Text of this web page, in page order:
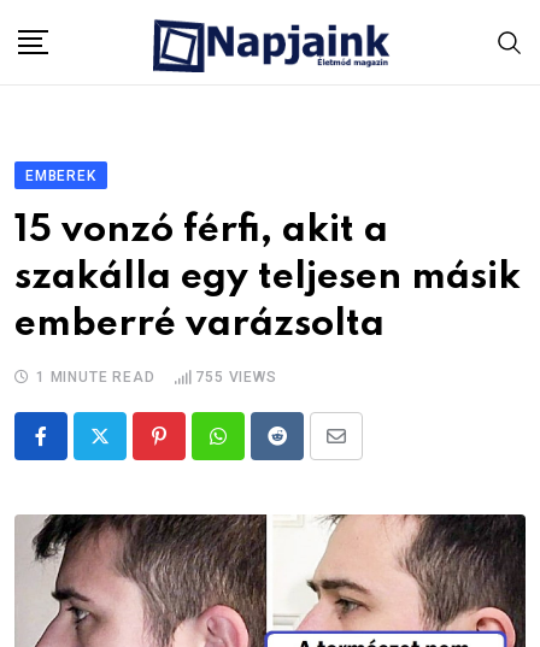
EMBEREK
15 vonzó férfi, akit a
szakálla egy teljesen másik
emberré varázsolta
1 MINUTE READ 755 VIEWS
PinterestWhatsappRedditShare
Email